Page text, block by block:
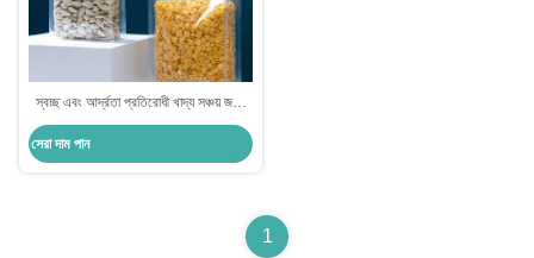
স্বচ্ছ এবং আর্দ্রতা প্রতিরোধী খাদ্য সঞ্চয় জন্য
স্ট্যান্ড আপ জিপার প্যাকেজিং পকেট
সেরা দাম পান
1